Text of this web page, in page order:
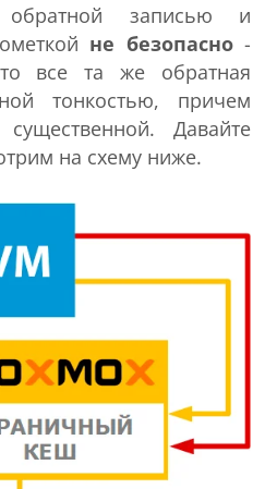
записью и
не безопасно-
все та же обратная
тонкостью, причем
Давайте
на схему ниже.